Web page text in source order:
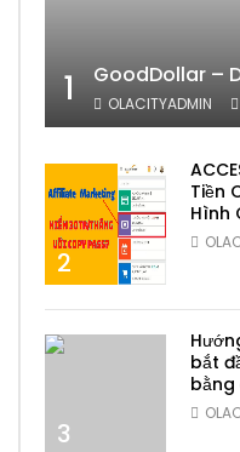
1 OLACITYADMIN
2
Tiền
Hình
3
bắt
bằng